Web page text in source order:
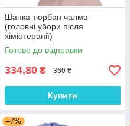
Шапка тюрбан чалма
(головні убори після
хіміотерапії)
Готово до відправки
334,80 ₴ 360 ₴
Купити
–7%